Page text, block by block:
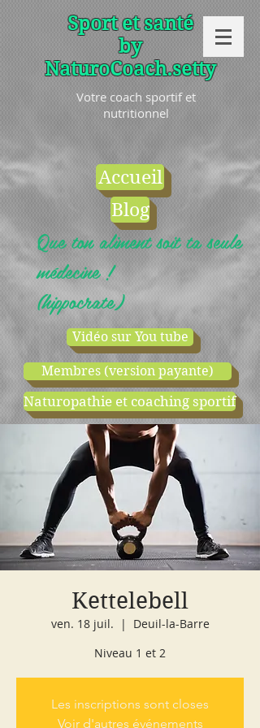
Sport et santé
by
NaturoCoach.setty
Votre coach sportif et
nutritionnel
Accueil
Blog
Que ton aliment soit ta seule
médecine !
(hippocrate)
Vidéo sur You tube
Membres (version payante)
Naturopathie et coaching sportif
cours d'essai boutique
Kettelebell
ven. 18 juil.
  |
Deuil-la-Barre
Niveau 1 et 2
Les inscriptions sont closes
Voir d'autres événements